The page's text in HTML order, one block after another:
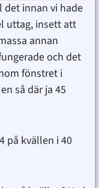
det innan vi hade
uttag, insett att
annan
och det
fönstret i
så där ja 45
på kvällen i 40